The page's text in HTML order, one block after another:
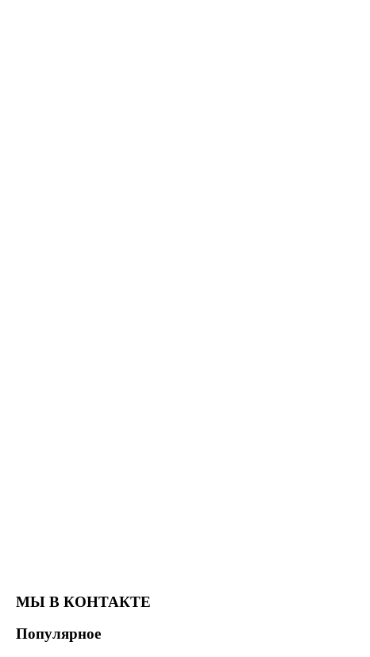
МЫ В КОНТАКТЕ
Популярное